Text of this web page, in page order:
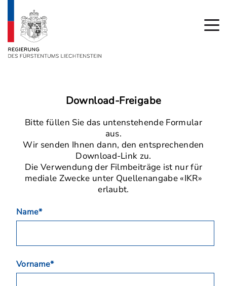
Download-Freigabe
Bitte füllen Sie das untenstehende Formular
aus.
Wir senden Ihnen dann, den entsprechenden
Download-Link zu.
Die Verwendung der Filmbeiträge ist nur für
mediale Zwecke unter Quellenangabe «IKR»
erlaubt.
Name*
Vorname*